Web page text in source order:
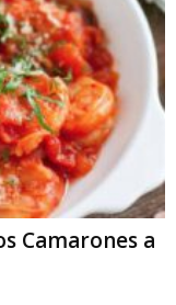
Camarones a